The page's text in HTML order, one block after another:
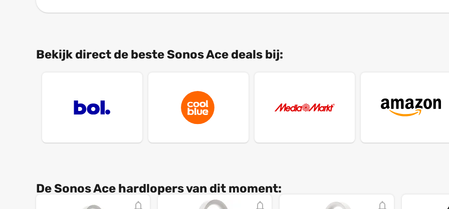
Bekijk direct de beste Sonos Ace deals bij:
De Sonos Ace hardlopers van dit moment: